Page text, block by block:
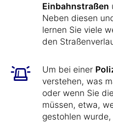
Einbahnstraßen
Neben diesen
lernen Sie viele
den
Um bei einer
verstehen, was
oder wenn Sie
müssen, etwa,
gestohlen